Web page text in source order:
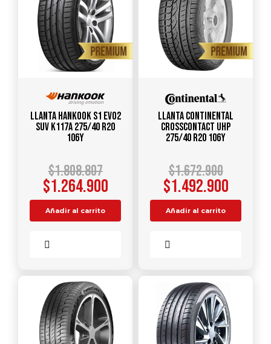
Llanta HANKOOK S1 Evo2
SUV K117A 275/40 R20
106Y
$1.808.807
$1.264.900
Añadir al carrito
Llanta CONTINENTAL
CROSSCONTACT UHP
275/40 R20 106Y
$1.672.900
$1.492.900
Añadir al carrito